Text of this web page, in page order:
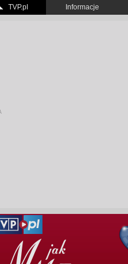
TVP.pl Informacje